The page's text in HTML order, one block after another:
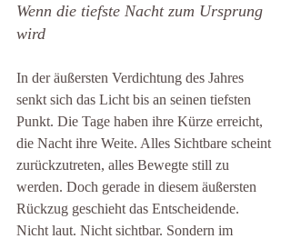
Wenn die tiefste Nacht zum Ursprung
wird
In der äußersten Verdichtung des Jahres
senkt sich das Licht bis an seinen tiefsten
Punkt. Die Tage haben ihre Kürze erreicht,
die Nacht ihre Weite. Alles Sichtbare scheint
zurückzutreten, alles Bewegte still zu
werden. Doch gerade in diesem äußersten
Rückzug geschieht das Entscheidende.
Nicht laut. Nicht sichtbar. Sondern im